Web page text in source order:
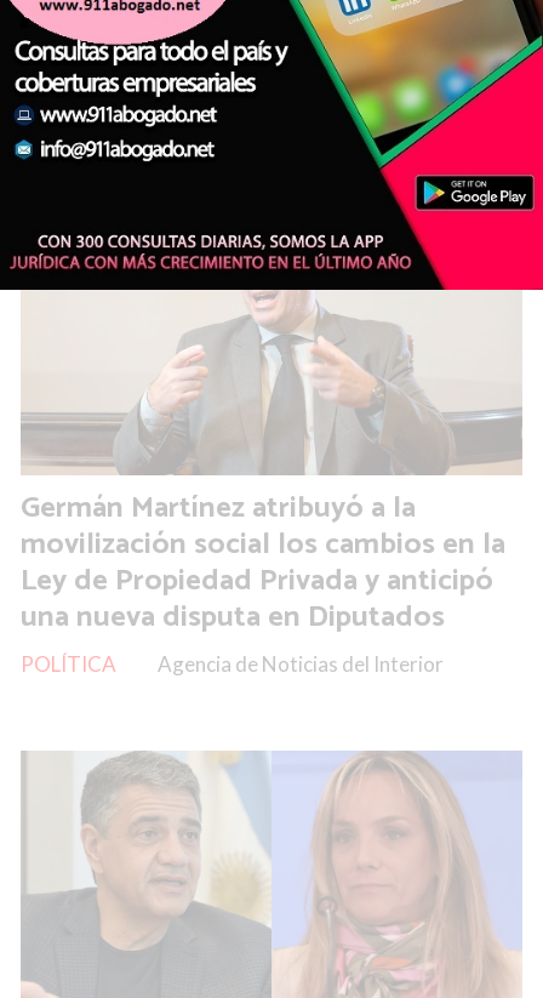
advirtió sobre el impacto del nuevo
régimen de desalojos
Agencia de Noticias del Interior
POLÍTICA
Germán Martínez atribuyó a la
movilización social los cambios en la
Ley de Propiedad Privada y anticipó
una nueva disputa en Diputados
Agencia de Noticias del Interior
POLÍTICA